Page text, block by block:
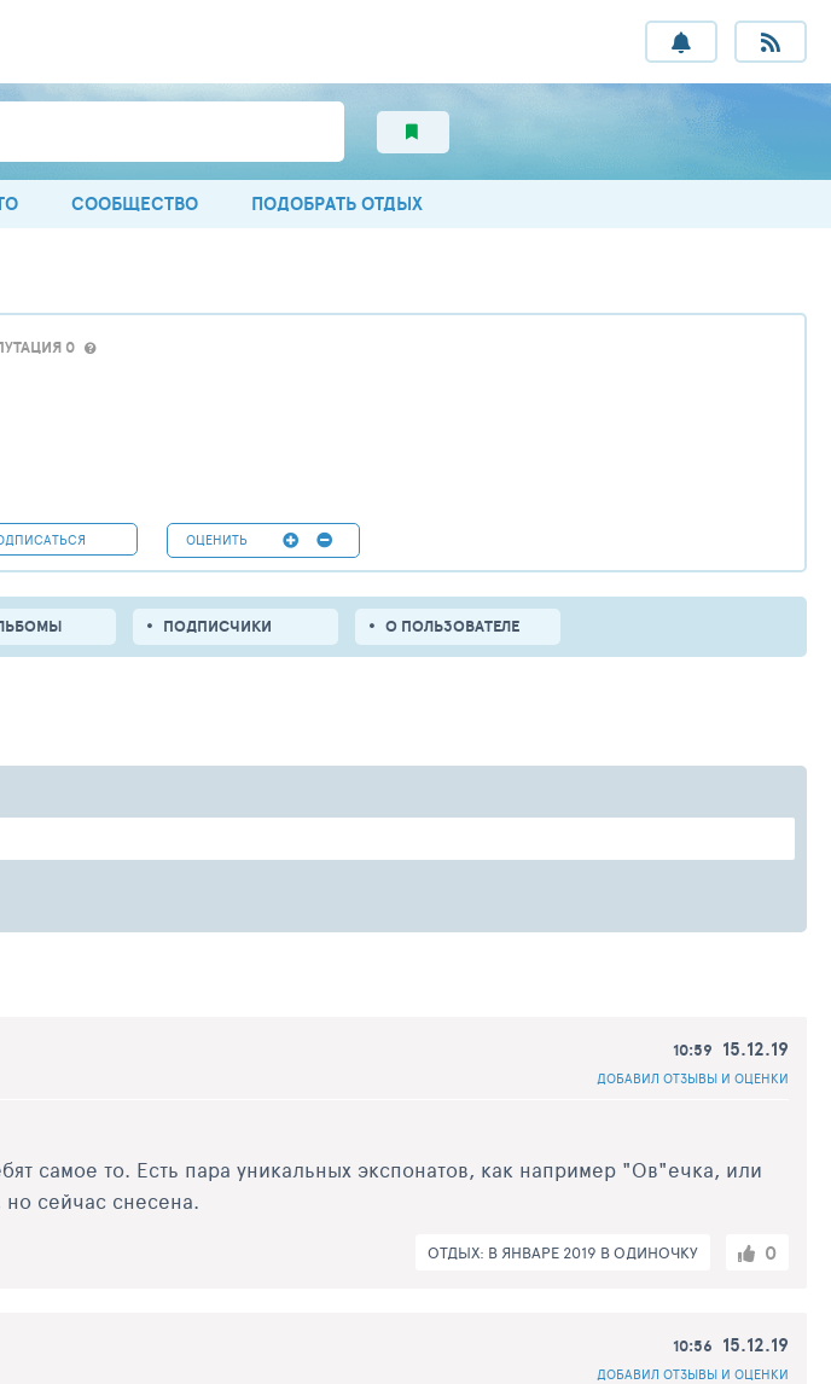
СООБЩЕСТВО ПОДОБРАТЬ ОТДЫХ
0
ОЦЕНИТЬ
ПОДПИСЧИКИ О ПОЛЬЗОВАТЕЛЕ
10:59 15.12.19
ДОБАВИЛ ОТЗЫВЫ И ОЦЕНКИ
самое то. Есть пара уникальных экспонатов, как например "Ов"ечка, или
сейчас снесена.
ОТДЫХ: В ЯНВАРЕ 2019 В ОДИНОЧКУ 0
10:56 15.12.19
ДОБАВИЛ ОТЗЫВЫ И ОЦЕНКИ